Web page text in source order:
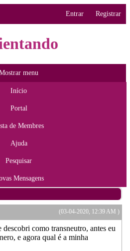
Entrar Registrar
menu
Início
Portal
de Membres
Ajuda
Pesquisar
Mensagens
(03-04-2020, 12:39 AM )
como transneutro, antes eu
e agora qual é a minha